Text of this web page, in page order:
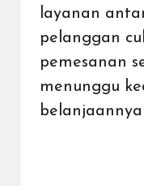
layanan
pelanggan
pemesanan
menunggu